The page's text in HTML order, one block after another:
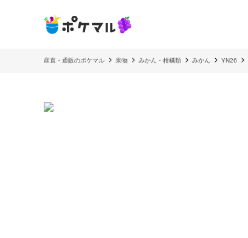
産直・通販のポケマル 果物 みかん・柑橘類 みかん YN26